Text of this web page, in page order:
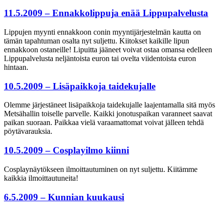
11.5.2009 – Ennakkolippuja enää Lippupalvelusta
Lippujen myynti ennakkoon conin myyntijärjestelmän kautta on
tämän tapahtuman osalta nyt suljettu. Kiitokset kaikille lipun
ennakkoon ostaneille! Lipuitta jääneet voivat ostaa omansa edelleen
Lippupalvelusta neljäntoista euron tai ovelta viidentoista euron
hintaan.
10.5.2009 – Lisäpaikkoja taidekujalle
Olemme järjestäneet lisäpaikkoja taidekujalle laajentamalla sitä myös
Metsähallin toiselle parvelle. Kaikki jonotuspaikan varanneet saavat
paikan suoraan. Paikkaa vielä varaamattomat voivat jälleen tehdä
pöytävarauksia.
10.5.2009 – Cosplayilmo kiinni
Cosplaynäytökseen ilmoittautuminen on nyt suljettu. Kiitämme
kaikkia ilmoittautuneita!
6.5.2009 – Kunnian kuukausi